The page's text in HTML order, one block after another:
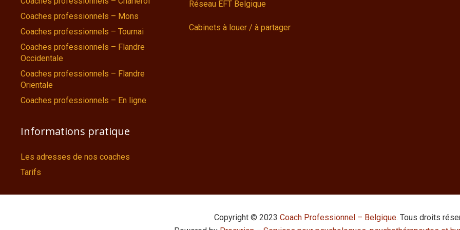
Coaches professionnels – Mons
Coaches professionnels – Tournai
Coaches professionnels – Flandre
Occidentale
Coaches professionnels – Flandre
Orientale
Coaches professionnels – En ligne
Informations pratique
Les adresses de nos coaches
Tarifs
Réseau EFT Belgique
Cabinets à louer / à partager
Copyright © 2023 Coach Professionnel – Belgique. Tous droits